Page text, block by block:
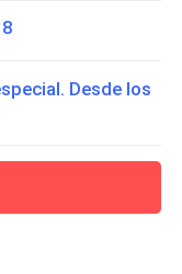
Desde los